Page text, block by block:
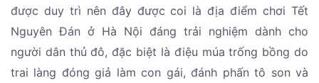
được duy trì nên đây được coi là địa điểm chơi Tết
Nguyên Đán ở Hà Nội đáng trải nghiệm dành cho
người dân thủ đô, đặc biệt là điệu múa trống bồng do
trai làng đóng giả làm con gái, đánh phấn tô son và